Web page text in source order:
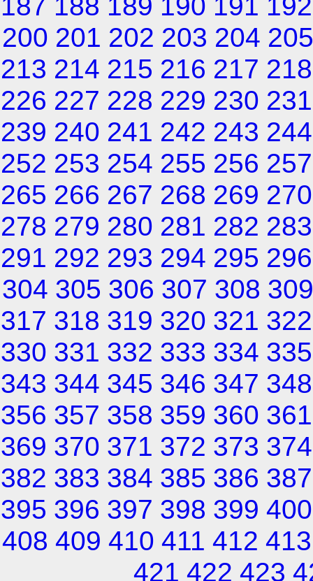
200 201 202 203 204 205
213 214 215 216 217 218
226 227 228 229 230 231
239 240 241 242 243 244
252 253 254 255 256 257
265 266 267 268 269 270
278 279 280 281 282 283
291 292 293 294 295 296
304 305 306 307 308 309
317 318 319 320 321 322
330 331 332 333 334 335
343 344 345 346 347 348
356 357 358 359 360 361
369 370 371 372 373 374
382 383 384 385 386 387
395 396 397 398 399 400
408 409 410 411 412 413
421 422 423